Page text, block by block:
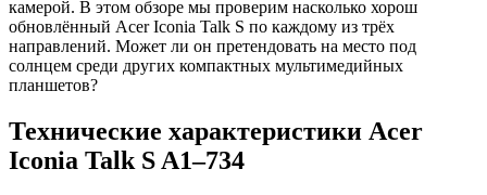
камерой. В этом обзоре мы проверим насколько хорош
обновлённый Acer Iconia Talk S по каждому из трёх
направлений. Может ли он претендовать на место под
солнцем среди других компактных мультимедийных
планшетов?
Технические характеристики Acer
Iconia Talk S A1–734